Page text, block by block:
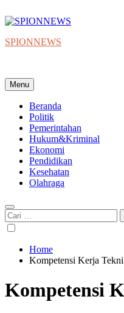
to
SPIONNEWS
Menu
Beranda
Politik
Pemerintahan
Hukum&Kriminal
Ekonomi
Pendidikan
Kesehatan
Olahraga
Cari
untuk:
Home
Kompetensi Kerja
Kompetensi